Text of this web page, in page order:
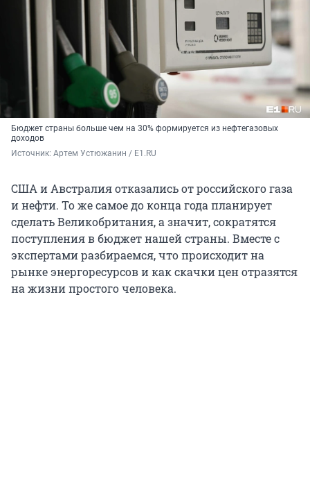
Бюджет страны больше чем на 30% формируется из нефтегазовых
доходов
Источник: Артем Устюжанин / E1.RU
США и Австралия отказались от российского газа
и нефти. То же самое до конца года планирует
сделать Великобритания, а значит, сократятся
поступления в бюджет нашей страны. Вместе с
экспертами разбираемся, что происходит на
рынке энергоресурсов и как скачки цен отразятся
на жизни простого человека.